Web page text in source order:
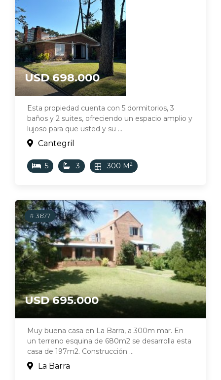
USD 698.000
Esta propiedad cuenta con 5 dormitorios, 3
baños y 2 suites, ofreciendo un espacio amplio y
lujoso para que usted y su ...
Cantegril
5 3 300 M2
# 3677
USD 695.000
Muy buena casa en La Barra, a 300m mar. En
un terreno esquina de 680m2 se desarrolla esta
casa de 197m2. Construcción ...
La Barra